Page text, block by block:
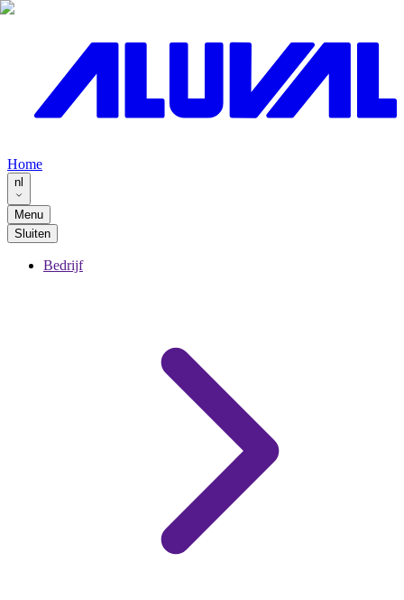
Home
nl
Menu
Sluiten
Bedrijf